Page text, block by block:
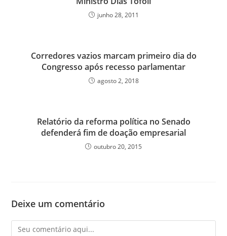
junho 28, 2011
Corredores vazios marcam primeiro dia do
Congresso após recesso parlamentar
agosto 2, 2018
Relatório da reforma política no Senado
defenderá fim de doação empresarial
outubro 20, 2015
Deixe um comentário